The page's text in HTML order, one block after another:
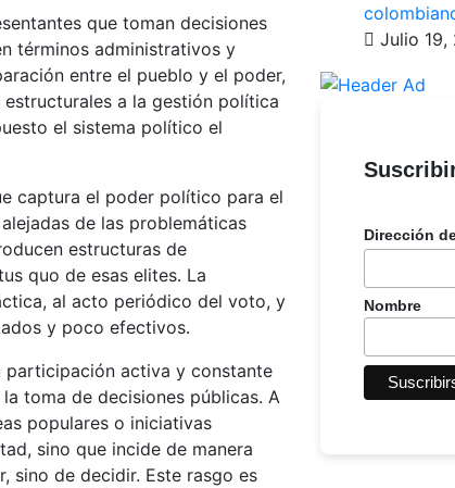
que toman decisiones
términos administrativos y
entre el pueblo y el poder,
a la gestión política
el sistema político el
captura el poder político para el
de las problemáticas
estructuras de
quo de esas elites. La
al acto periódico del voto, y
y poco efectivos.
participación activa y constante
toma de decisiones públicas. A
populares o iniciativas
sino que incide de manera
sino de decidir. Este rasgo es
Julio 19,
Dirección
Nombre